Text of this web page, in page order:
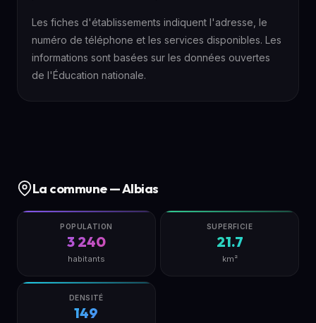
Les fiches d'établissements indiquent l'adresse, le
numéro de téléphone et les services disponibles. Les
informations sont basées sur les données ouvertes
de l'Éducation nationale.
La commune — Albias
POPULATION
3 240
habitants
SUPERFICIE
21.7
km²
DENSITÉ
149